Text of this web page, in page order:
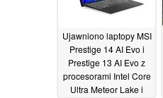
Ujawniono laptopy MSI
Prestige 14 AI Evo i
Prestige 13 AI Evo z
procesorami Intel Core
Ultra Meteor Lake i